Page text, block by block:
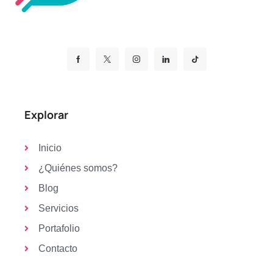
Explorar
Inicio
¿Quiénes somos?
Blog
Servicios
Portafolio
Contacto